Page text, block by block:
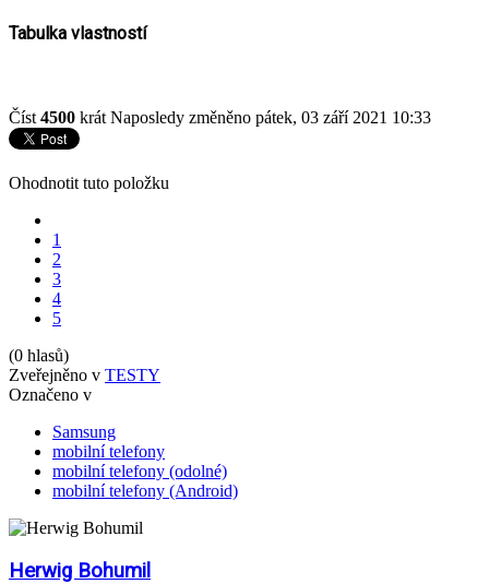
Tabulka vlastností
Číst 4500 krát Naposledy změněno pátek, 03 září 2021 10:33
Ohodnotit tuto položku
1
2
3
4
5
(0 hlasů)
Zveřejněno v TESTY
Označeno v
Samsung
mobilní telefony
mobilní telefony (odolné)
mobilní telefony (Android)
Herwig Bohumil